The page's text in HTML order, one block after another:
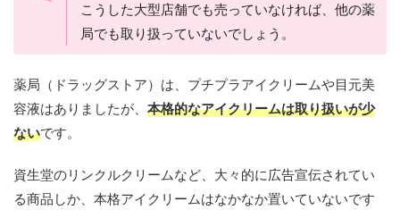
こうした大型店舗でも売っていなければ、他の薬
局でも取り扱っていないでしょう。
薬局（ドラッグストア）は、プチプラアイクリームや目元美
容液はありましたが、 本格的なアイクリームは取り扱いが少
ないです。
資生堂のリンクルクリームなど、大々的に広告宣伝されてい
る商品しか、本格アイクリームはなかなか置いていないです